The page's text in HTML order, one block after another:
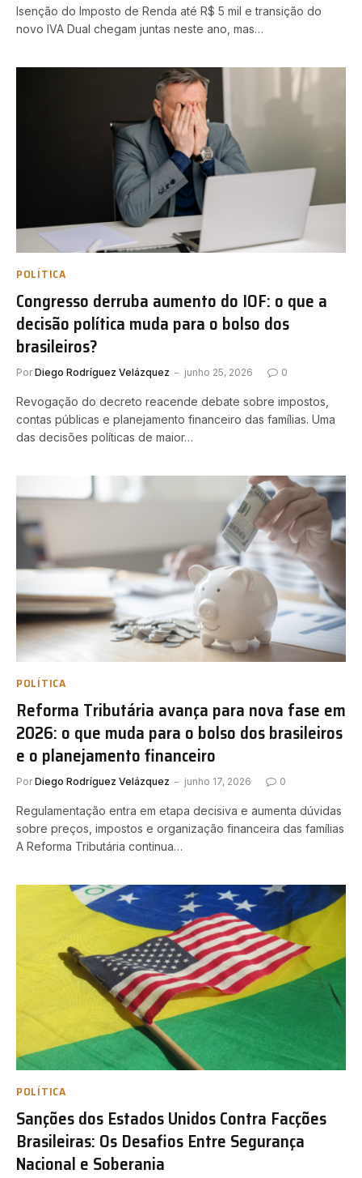
Isenção do Imposto de Renda até R$ 5 mil e transição do
novo IVA Dual chegam juntas neste ano, mas…
POLÍTICA
Congresso derruba aumento do IOF: o que a
decisão política muda para o bolso dos
brasileiros?
Por Diego Rodríguez Velázquez junho 25, 2026 0
Revogação do decreto reacende debate sobre impostos,
contas públicas e planejamento financeiro das famílias. Uma
das decisões políticas de maior…
POLÍTICA
Reforma Tributária avança para nova fase em
2026: o que muda para o bolso dos brasileiros
e o planejamento financeiro
Por Diego Rodríguez Velázquez junho 17, 2026 0
Regulamentação entra em etapa decisiva e aumenta dúvidas
sobre preços, impostos e organização financeira das famílias
A Reforma Tributária continua…
POLÍTICA
Sanções dos Estados Unidos Contra Facções
Brasileiras: Os Desafios Entre Segurança
Nacional e Soberania